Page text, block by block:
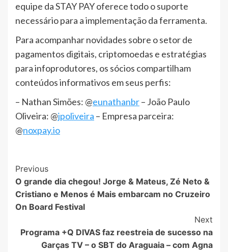
equipe da STAY PAY oferece todo o suporte
necessário para a implementação da ferramenta.
Para acompanhar novidades sobre o setor de
pagamentos digitais, criptomoedas e estratégias
para infoprodutores, os sócios compartilham
conteúdos informativos em seus perfis:
– Nathan Simões: @eunathanbr– João Paulo
Oliveira: @jpoliveira – Empresa parceira:
@noxpay.io
Post
Navigation
Previous
O grande dia chegou! Jorge & Mateus, Zé Neto &
Cristiano e Menos é Mais embarcam no Cruzeiro
On Board Festival
Next
Programa +Q DIVAS faz reestreia de sucesso na
Garças TV – o SBT do Araguaia – com Agna